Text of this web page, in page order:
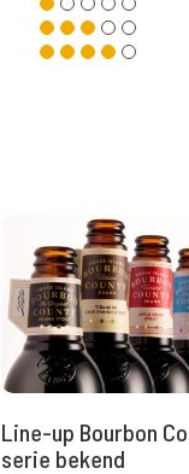
Line-up Bourbon
serie bekend